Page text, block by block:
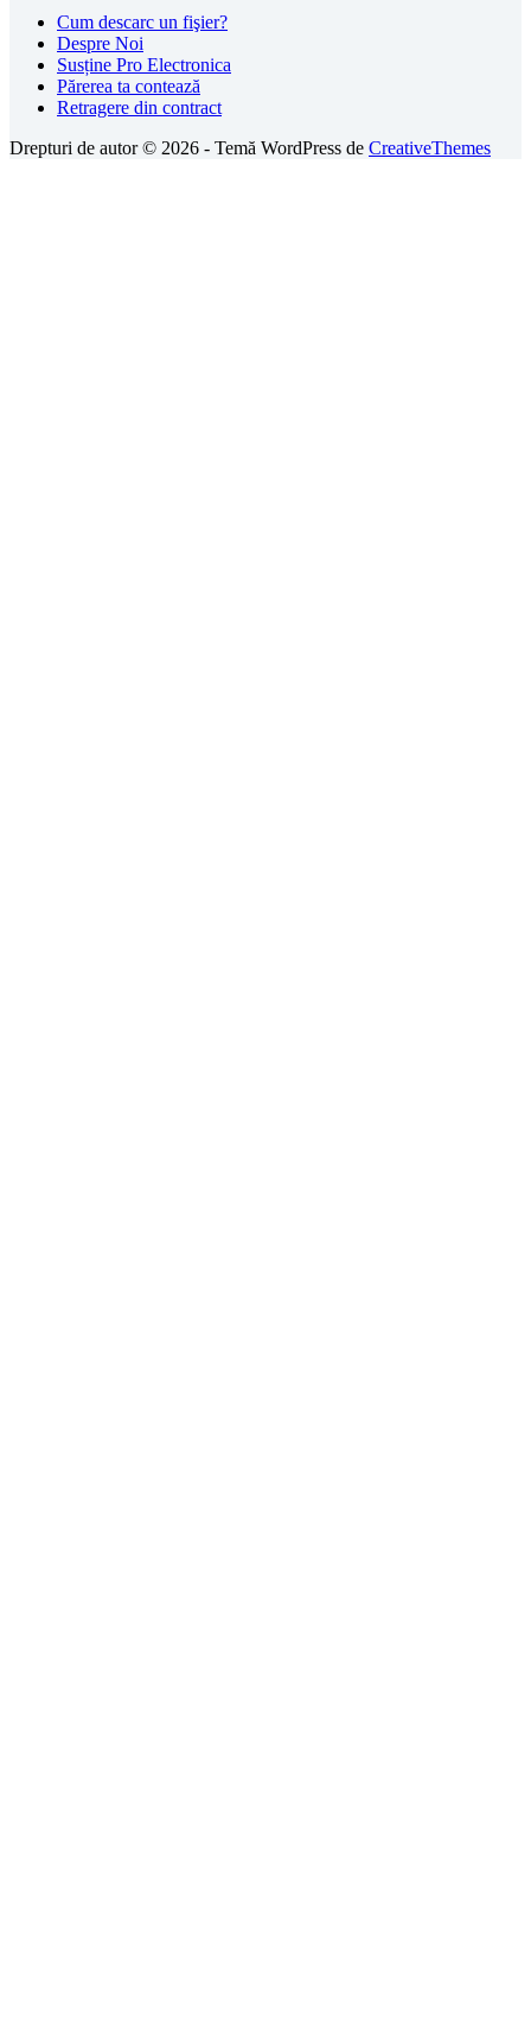
Cum descarc un fişier?
Despre Noi
Susține Pro Electronica
Părerea ta contează
Retragere din contract
Drepturi de autor © 2026 - Temă WordPress de CreativeThemes